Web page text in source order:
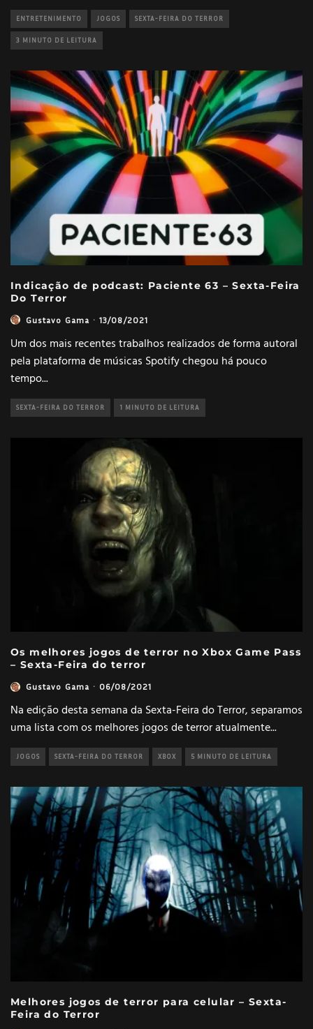
ENTRETENIMENTO JOGOS SEXTA-FEIRA DO TERROR
3 MINUTO DE LEITURA
Indicação de podcast: Paciente 63 – Sexta-Feira
Do Terror
Gustavo Gama · 13/08/2021
Um dos mais recentes trabalhos realizados de forma autoral
pela plataforma de músicas Spotify chegou há pouco
tempo...
SEXTA-FEIRA DO TERROR 1 MINUTO DE LEITURA
Os melhores jogos de terror no Xbox Game Pass
– Sexta-Feira do terror
Gustavo Gama · 06/08/2021
Na edição desta semana da Sexta-Feira do Terror, separamos
uma lista com os melhores jogos de terror atualmente...
JOGOS SEXTA-FEIRA DO TERROR XBOX 5 MINUTO DE LEITURA
Melhores jogos de terror para celular – Sexta-
Feira do Terror